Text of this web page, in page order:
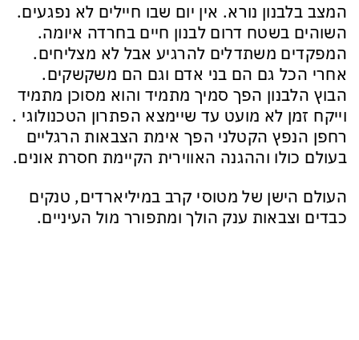
המצב בלבנון נורא. אין יום שבו חיילים לא נפגעים.
השוהים בשטח דרום לבנון חיים בחרדה איומה.
המפקדים משתדלים להרגיע אבל לא מצליחים.
אחרי הכל גם הם בני אדם וגם הם משקשקים.
הבוץ הלבנון הפך סמיך מתמיד והוא מסוכן מתמיד
וייקח זמן לא מועט עד שיימצא הפתרון הטכנולוגי .
רחפן הנפץ הקטלני הפך אימת הצבאות הרגליים
בעולם כולו וההגנה האווירית הקיימת חסרת אונים.
העולם הישן של מטוסי קרב במיליארדים, טנקים
כבדים וצבאות ענק הולך ומתפורר מול העיניים.